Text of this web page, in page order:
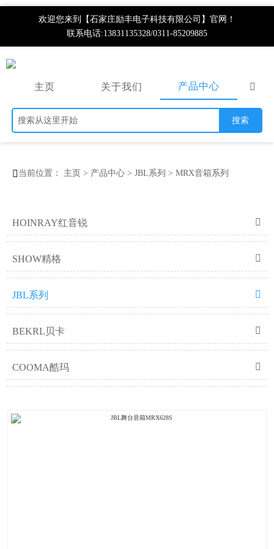
欢迎您来到【石家庄励丰电子科技有限公司】官网！
联系电话:13831135328/0311-85209885
主页 关于我们 产品中心 
搜索
 当前位置： 主页 > 产品中心 > JBL系列 > MRX音箱系列
HOINRAY红音锐 
SHOW精格 
JBL系列 
BEKRL贝卡 
COOMA酷玛 